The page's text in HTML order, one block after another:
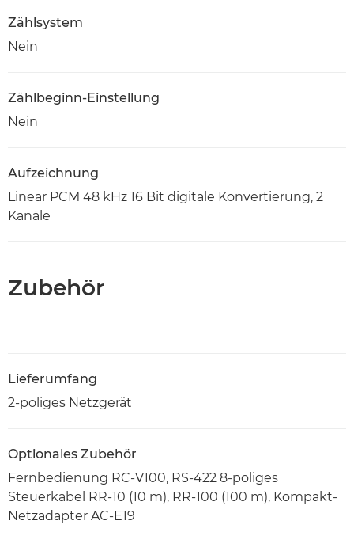
Zählsystem
Nein
Zählbeginn-Einstellung
Nein
Aufzeichnung
Linear PCM 48 kHz 16 Bit digitale Konvertierung, 2
Kanäle
Zubehör
Lieferumfang
2-poliges Netzgerät
Optionales Zubehör
Fernbedienung RC-V100, RS-422 8-poliges
Steuerkabel RR-10 (10 m), RR-100 (100 m), Kompakt-
Netzadapter AC-E19